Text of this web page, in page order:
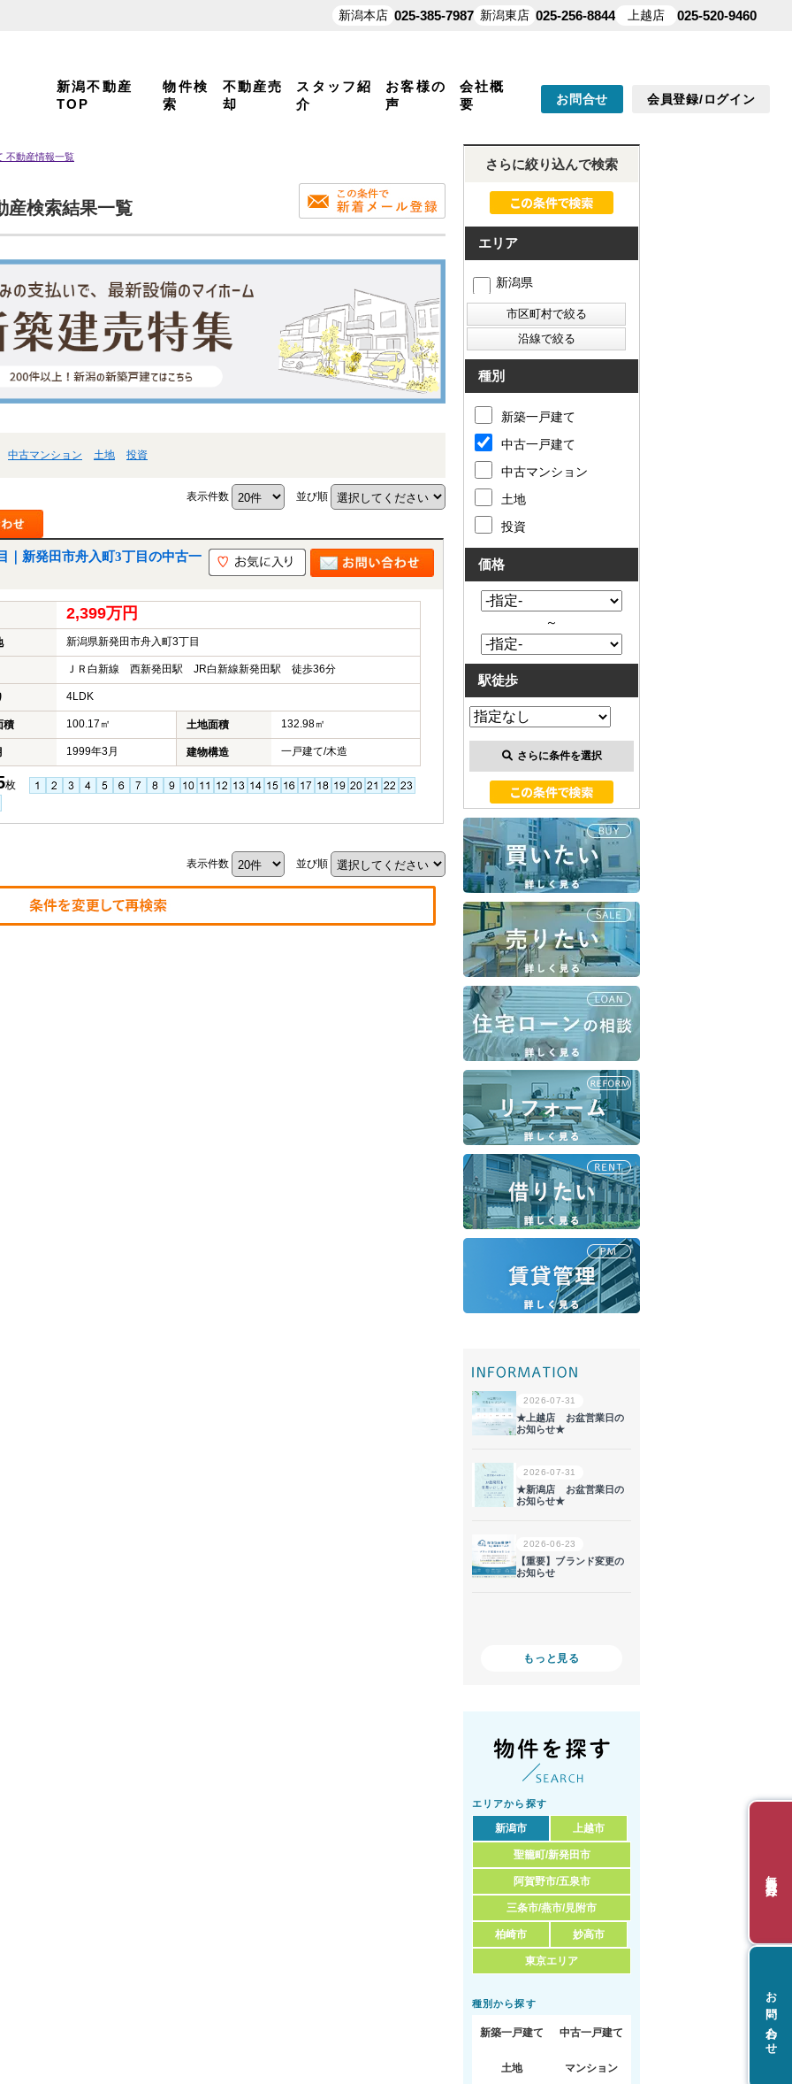
新潟不動産
TOP
物件検
索
不動産売
却
スタッフ紹
介
お客様の
声
会社概
要
お問合せ 会員登録/ログイン
不動産情報一覧
産検索結果一覧
中古マンション 土地 投資
表示件数 並び順
新発田市舟入町3丁目の中古一
2,399万円
新潟県新発田市舟入町3丁目
ＪＲ白新線 西新発田駅 JR白新線新発田駅 徒歩36分
4LDK
積 100.17㎡ 土地面積 132.98㎡
1999年3月 建物構造 一戸建て/木造
枚
表示件数 並び順
さらに絞り込んで検索
エリア
新潟県
種別
新築一戸建て
中古一戸建て
中古マンション
土地
投資
価格
～
駅徒歩
さらに条件を選択
もっと見る
エリアから探す
新潟市 上越市
聖籠町/新発田市
阿賀野市/五泉市
三条市/燕市/見附市
柏崎市 妙高市
東京エリア
種別から探す
新築一戸建て 中古一戸建て
土地 マンション
新潟本店 025-385-7987 新潟東店 025-256-8844 上越店 025-520-9460
お問い合わせ